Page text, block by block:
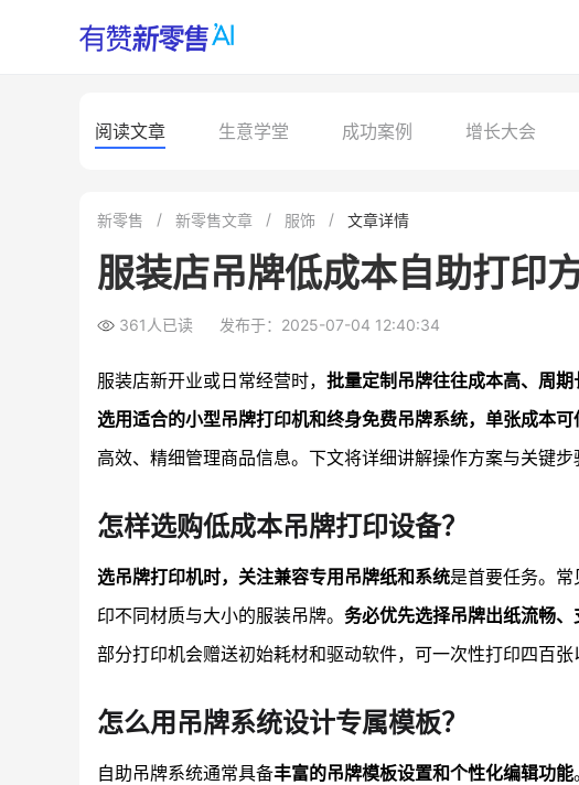
阅读文章 生意学堂 成功案例 增长大会
新零售 新零售文章 服饰 文章详情
服装店吊牌低成本自助打印
361人已读 发布于：2025-07-04 12:40:34
服装店新开业或日常经营时， 批量定制吊牌往往成本高、周期
选用适合的小型吊牌打印机和终身免费吊牌系统，单张成本
高效、精细管理商品信息。下文将详细讲解操作方案与关键步
怎样选购低成本吊牌打印设备？
选吊牌打印机时，关注兼容专用吊牌纸和系统是首要任务。
印不同材质与大小的服装吊牌。 务必优先选择吊牌出纸流畅
部分打印机会赠送初始耗材和驱动软件，可一次性打印四百
怎么用吊牌系统设计专属模板？
自助吊牌系统通常具备丰富的吊牌模板设置和个性化编辑功能